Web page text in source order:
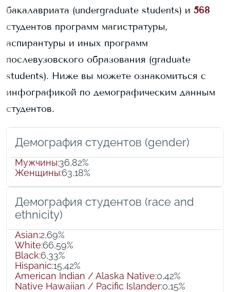
бакалавриата (undergraduate students) и 568
студентов программ магистратуры,
аспирантуры и иных программ
послевузовского образования (graduate
students). Ниже вы можете ознакомиться с
инфографикой по демографическим данным
студентов.
Демография студентов (gender)
Мужчины:36,82%
Женщины:63,18%
Демография студентов (race and
ethnicity)
Asian:2,69%
White:66,59%
Black:6,33%
Hispanic:15,42%
American Indian / Alaska Native:0,42%
Native Hawaiian / Pacific Islander:0,15%